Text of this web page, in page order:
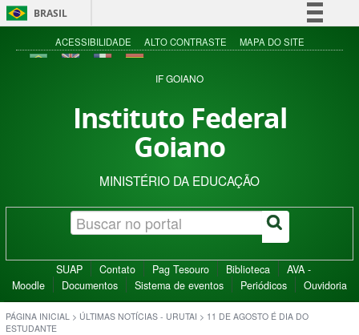
BRASIL
Simplifique!
Acesso à informação
ACESSIBILIDADE ALTO CONTRASTE MAPA DO SITE
IF GOIANO
Instituto Federal
Goiano
MINISTÉRIO DA EDUCAÇÃO
SUAP Contato Pag Tesouro Biblioteca
AVA -
Moodle
Documentos Sistema de eventos Periódicos Ouvidoria
PÁGINA INICIAL > ÚLTIMAS NOTÍCIAS - URUTAI > 11 DE AGOSTO É DIA DO
ESTUDANTE